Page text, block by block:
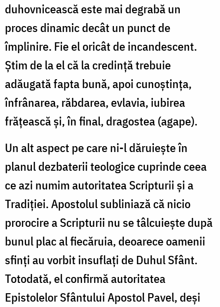
duhovnicească este mai degrabă un
proces dinamic decât un punct de
împlinire. Fie el oricât de incandescent.
Știm de la el că la credință trebuie
adăugată fapta bună, apoi cunoștința,
înfrânarea, răbdarea, evlavia, iubirea
frățească și, în final, dragostea (agape).
Un alt aspect pe care ni-l dăruiește în
planul dezbaterii teologice cuprinde ceea
ce azi numimautoritatea Scripturii și a
Tradiției. Apostolul subliniază că nicio
prorocire a Scripturii nu se tâlcuiește după
bunul plac al fiecăruia, deoarece oamenii
sfinți au vorbit insuflați de Duhul Sfânt.
Totodată, el confirmă autoritatea
Epistolelor Sfântului Apostol Pavel, deși